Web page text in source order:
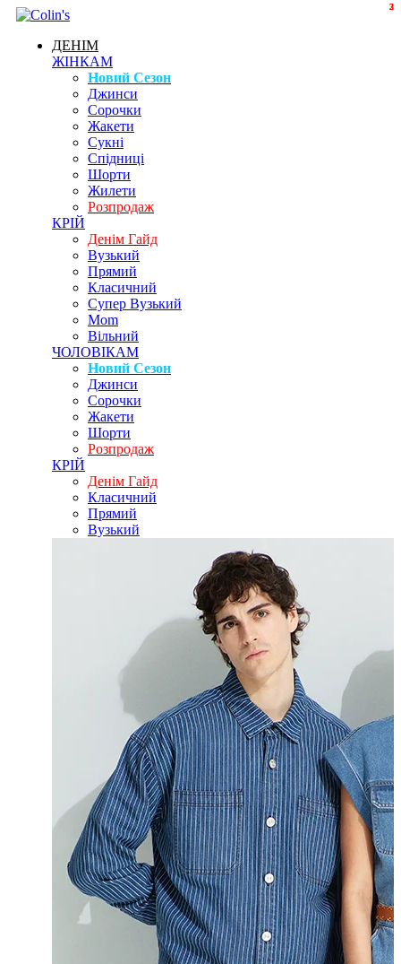
ДЕНІМ
ЖІНКАМ
Новий Сезон
Джинси
Сорочки
Жакети
Сукні
Спідниці
Шорти
Жилети
Розпродаж
КРІЙ
Денім Гайд
Вузький
Прямий
Класичний
Супер Вузький
Mom
Вільний
ЧОЛОВІКАМ
Новий Сезон
Джинси
Сорочки
Жакети
Шорти
Розпродаж
КРІЙ
Денім Гайд
Класичний
Прямий
Вузький
2
3